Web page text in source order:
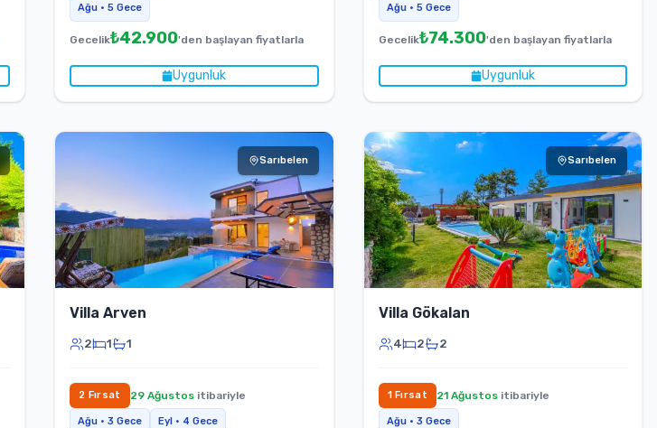
Ağu •5 Gece
Gecelik₺42.900'den başlayan fiyatlarla
Uygunluk
Ağu• 5Gece
Gecelik₺74.300'den başlayan fiyatlarla
Uygunluk
Sarıbelen
Villa Arven
2 1 1
2 Fırsat 29 Ağustositibariyle
Ağu •3 Gece Eyl • 4 Gece
Sarıbelen
Villa Gökalan
4 2 2
1Fırsat 21 Ağustositibariyle
Ağu• 3Gece